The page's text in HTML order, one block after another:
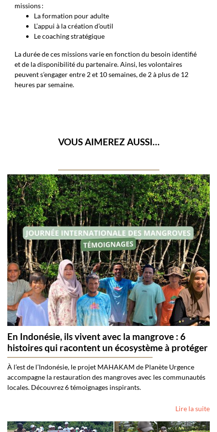
missions :
La formation pour adulte
L’appui à la création d’outil
Le coaching stratégique
La durée de ces missions varie en fonction du besoin identifié
et de la disponibilité du partenaire. Ainsi, les volontaires
peuvent s’engager entre 2 et 10 semaines, de 2 à plus de 12
heures par semaine.
VOUS AIMEREZ AUSSI…
En Indonésie, ils vivent avec la mangrove : 6
histoires qui racontent un écosystème à protéger
À l’est de l’Indonésie, le projet MAHAKAM de Planète Urgence
accompagne la restauration des mangroves avec les communautés
locales. Découvrez 6 témoignages inspirants.
Lire la suite